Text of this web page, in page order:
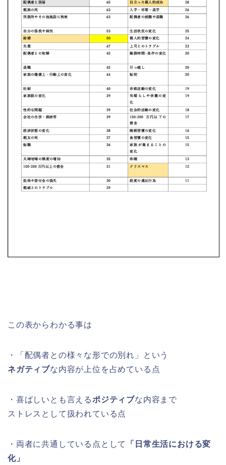
この表からわかる事は
・「配偶者との様々な形での別れ」という
ネガティブな内容が上位を占めている点
・喜ばしいとも言えるポジティブな内容まで
ストレスとして扱われている点
・両者に共通している点として
「日常生活における変
化」